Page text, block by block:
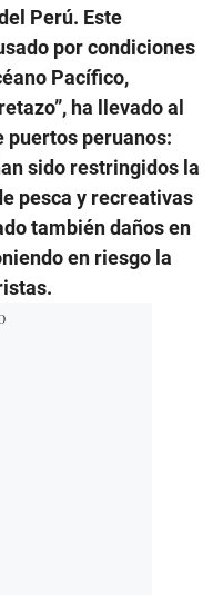
Perú. Este
por condiciones
Pacífico,
ha llevado al
puertos peruanos:
sido restringidos la
pesca y recreativas
también daños en
en riesgo la